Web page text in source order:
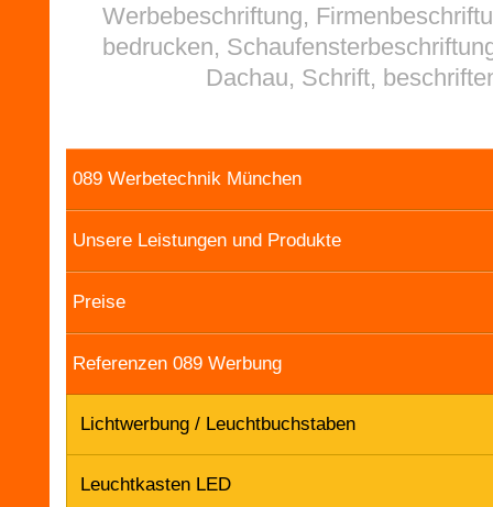
Werbebeschriftung,
bedrucken,
Dachau, Schrift,
089 Werbetechnik München
Unsere Leistungen und Produkte
Preise
Referenzen 089 Werbung
Lichtwerbung / Leuchtbuchstaben
Leuchtkasten LED